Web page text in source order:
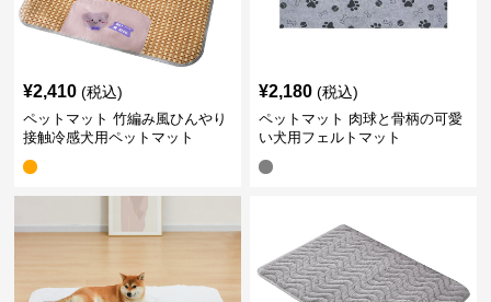
¥2,410 (税込)
ペットマット 竹編み風ひんやり
接触冷感犬用ペットマット
¥2,180 (税込)
ペットマット 肉球と骨柄の可愛
い犬用フェルトマット